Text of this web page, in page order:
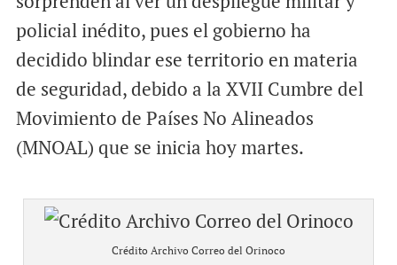
policial inédito, pues el gobierno ha
decidido blindar ese territorio en materia
de seguridad, debido a la XVII Cumbre del
Movimiento de Países No Alineados
(MNOAL) que se inicia hoy martes.
Crédito Archivo Correo del Orinoco